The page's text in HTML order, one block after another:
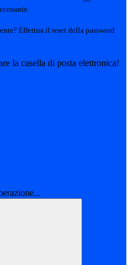
Effettua il reset della password
la casella di posta elettronica!